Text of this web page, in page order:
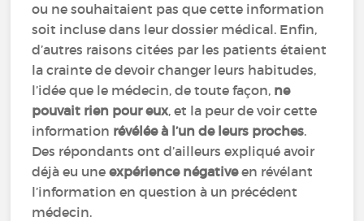
ou ne souhaitaient pas que cette information
soit incluse dans leur dossier médical. Enfin,
d’autres raisons citées par les patients étaient
la crainte de devoir changer leurs habitudes,
l’idée que le médecin, de toute façon, ne
pouvait rien pour eux, et la peur de voir cette
information révélée à l’un de leurs proches.
Des répondants ont d’ailleurs expliqué avoir
déjà eu uneexpérience négativeen révélant
l’information en question à un précédent
médecin.